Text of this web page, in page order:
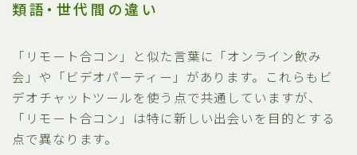
類語・世代間の違い
「リモート合コン」と似た言葉に「オンライン飲み
会」や「ビデオパーティー」があります。これらもビ
デオチャットツールを使う点で共通していますが、
「リモート合コン」は特に新しい出会いを目的とする
点で異なります。